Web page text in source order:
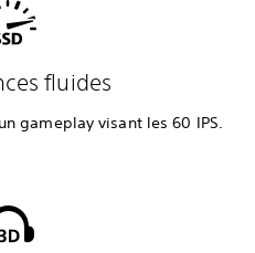
fluides
gameplay visant les 60 IPS.